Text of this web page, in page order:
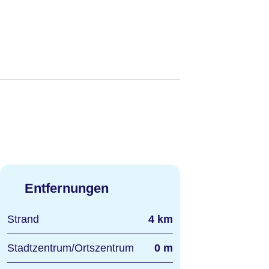
Entfernungen
Strand 4 km
Stadtzentrum/Ortszentrum 0 m